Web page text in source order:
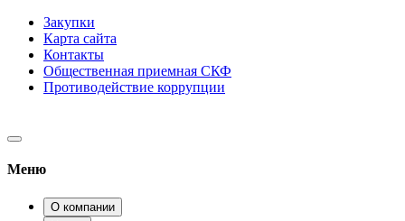
Закупки
Карта сайта
Контакты
Общественная приемная СКФ
Противодействие коррупции
Меню
О компании